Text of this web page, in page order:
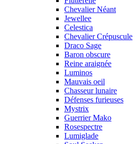
Chevalier Néant
Jewellee
Celestica
Chevalier Crépuscule
Draco Sage
Baron obscure
Reine araignée
Luminos
Mauvais oeil
Chasseur lunaire
Défenses furieuses
Mystrix
Guerrier Mako
Rosespectre
Lumiglade